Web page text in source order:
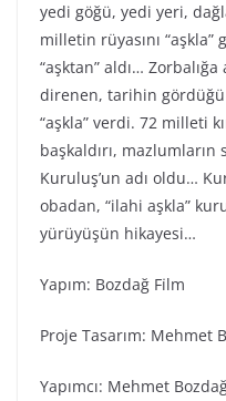
yedi göğü, yedi yeri,
milletin rüyasını “aşkla”
“aşktan” aldı…
direnen, tarihin gördüğü
“aşkla” verdi. 72 milleti
başkaldırı, mazlumların
Kuruluş’un adı oldu…
obadan, “ilahi aşkla”
yürüyüşün hikayesi…
Yapım: Bozdağ Fi̇lm
Proje Tasarım: Mehmet
Yapımcı: Mehmet